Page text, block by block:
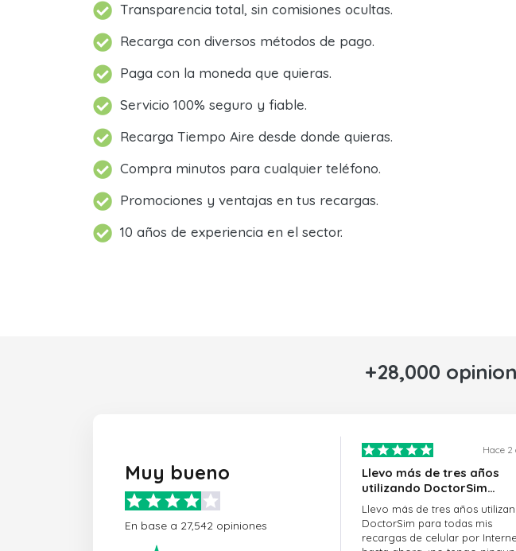
Transparencia total, sin comisiones ocultas.
Recarga con diversos métodos de pago.
Paga con la moneda que quieras.
Servicio 100% seguro y fiable.
Recarga Tiempo Aire desde donde quieras.
Compra minutos para cualquier teléfono.
Promociones y ventajas en tus recargas.
10 años de experiencia en el sector.
+28,000
Muy bueno
En base a 27,542 opiniones
Hace 2
Llevo más de tres años
utilizando DoctorSim…
Llevo más de tres años
DoctorSim para todas mis
recargas de celular por